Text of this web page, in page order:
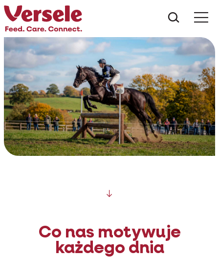
Co nas motywuje
każdego dnia